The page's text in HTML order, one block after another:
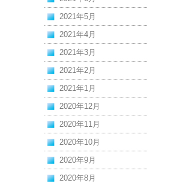
2021年5月
2021年4月
2021年3月
2021年2月
2021年1月
2020年12月
2020年11月
2020年10月
2020年9月
2020年8月